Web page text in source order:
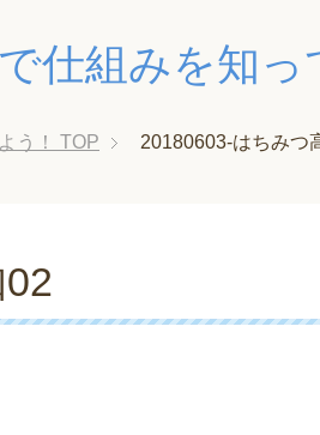
仕組みを知っ
う！ TOP 20180603-はちみつ